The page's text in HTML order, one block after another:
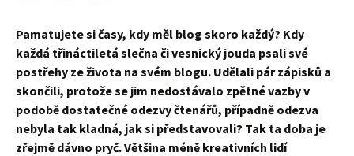
Pamatujete si časy, kdy měl blog skoro každý? Kdy
každá třináctiletá slečna či vesnický jouda psali své
postřehy ze života na svém blogu. Udělali pár zápisků a
skončili, protože se jim nedostávalo zpětné vazby v
podobě dostatečné odezvy čtenářů, případně odezva
nebyla tak kladná, jak si představovali? Tak ta doba je
zřejmě dávno pryč. Většina méně kreativních lidí